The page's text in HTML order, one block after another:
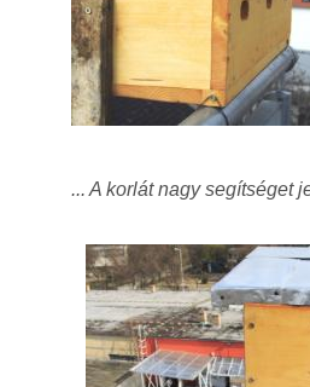
... A korlát nagy segítséget